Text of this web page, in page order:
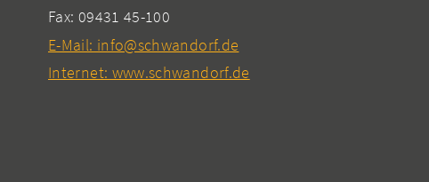
Fax: 09431 45-100
E-Mail: info@schwandorf.de
Internet: www.schwandorf.de